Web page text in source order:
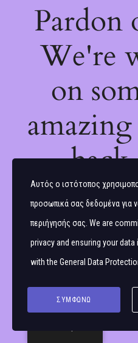
Pardon
We're
on
back
Αυτός ο ιστότοπος
προσωπικά σας δεδομένα για
περιήγησής σας. We are
privacy and ensuring your
with the General Data
ΣΥΜΦΩΝΏ